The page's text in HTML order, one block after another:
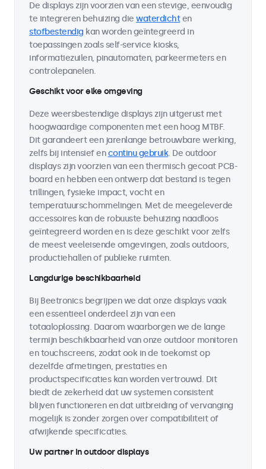
De displays zijn voorzien van een stevige, eenvoudig
te integreren behuizing die waterdichten
stofbestendig kan worden geïntegreerd in
toepassingen zoals self-service kiosks,
informatiezuilen, pinautomaten, parkeermeters en
controlepanelen.
Geschikt voor elke omgeving
Deze weersbestendige displays zijn uitgerust met
hoogwaardige componenten met een hoog MTBF.
Dit garandeert een jarenlange betrouwbare werking,
zelfs bij intensief encontinu gebruik. De outdoor
displays zijn voorzien van een thermisch gecoat PCB-
board en hebben een ontwerp dat bestand is tegen
trillingen, fysieke impact, vocht en
temperatuurschommelingen. Met de meegeleverde
accessoires kan de robuuste behuizing naadloos
geïntegreerd worden en is deze geschikt voor zelfs
de meest veeleisende omgevingen, zoals outdoors,
productiehallen of publieke ruimten.
Langdurige beschikbaarheid
Bij Beetronics begrijpen we dat onze displays vaak
een essentieel onderdeel zijn van een
totaaloplossing. Daarom waarborgen we de lange
termijn beschikbaarheid van onze outdoor monitoren
en touchscreens, zodat ook in de toekomst op
dezelfde afmetingen, prestaties en
productspecificaties kan worden vertrouwd. Dit
biedt de zekerheid dat uw systemen consistent
blijven functioneren en dat uitbreiding of vervanging
mogelijk is zonder zorgen over compatibiliteit of
afwijkende specificaties.
Uw partner in outdoor displays